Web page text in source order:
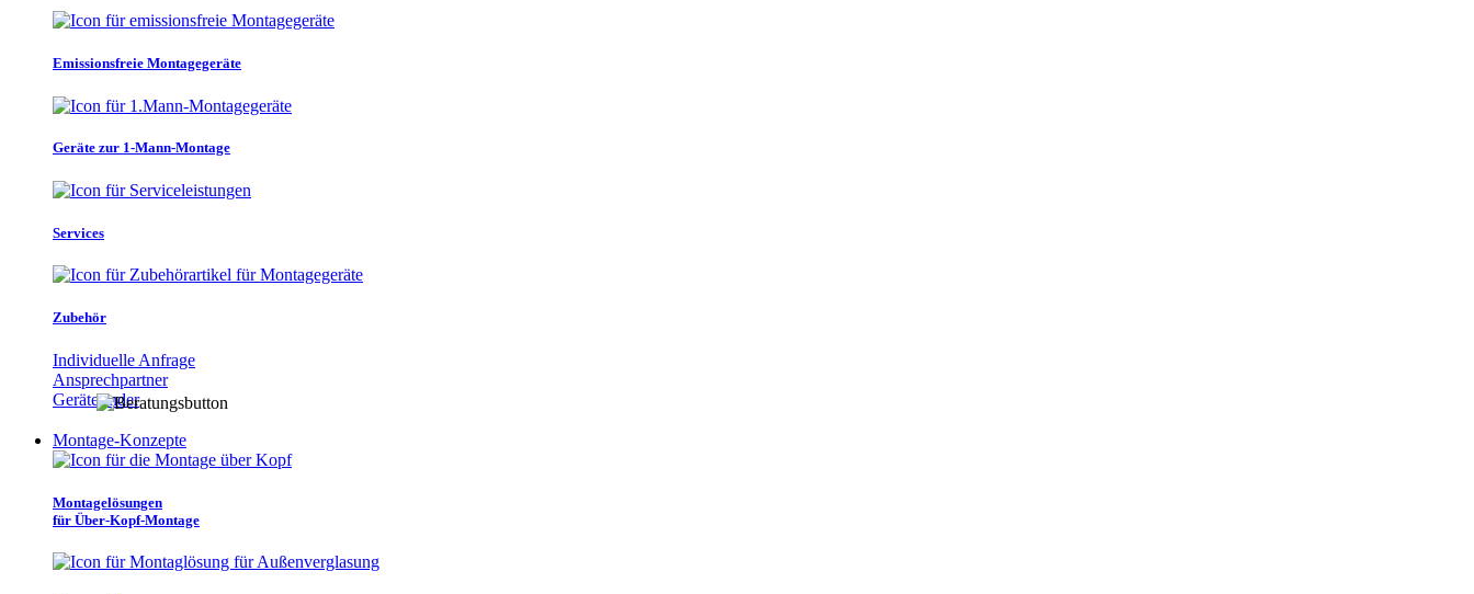
Emissionsfreie Montagegeräte
Geräte zur 1-Mann-Montage
Services
Zubehör
Individuelle Anfrage
Ansprechpartner
Gerätefinder
Montage-Konzepte
Montagelösungen
für Über-Kopf-Montage